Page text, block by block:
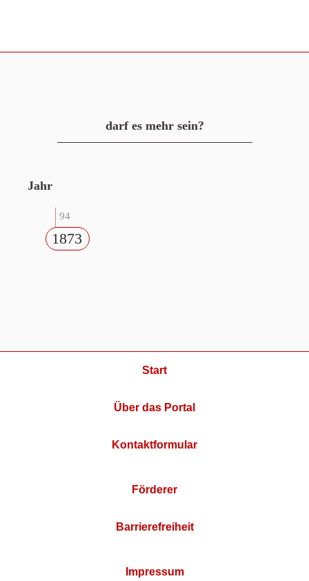
darf es mehr sein?
Jahr
94
1873
Start
Über das Portal
Kontaktformular
Förderer
Barrierefreiheit
Impressum